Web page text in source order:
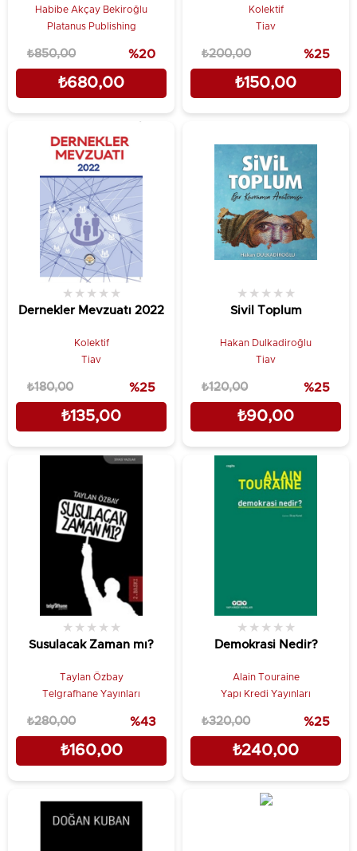
Toplum ve Sosyal Medya
Habibe Akçay Bekiroğlu
Platanus Publishing
₺680,00
₺850,00 %20
Kolektif
Tiav
₺150,00
₺200,00 %25
Dernekler Mevzuatı 2022
★ ★ ★ ★ ★
Kolektif
Tiav
₺135,00
₺180,00 %25
Sivil Toplum
★ ★ ★ ★ ★
Hakan Dulkadiroğlu
Tiav
₺90,00
₺120,00 %25
Susulacak Zaman mı?
★ ★ ★ ★ ★
Taylan Özbay
Telgrafhane Yayınları
₺160,00
₺280,00 %43
Demokrasi Nedir?
★ ★ ★ ★ ★
Alain Touraine
Yapı Kredi Yayınları
₺240,00
₺320,00 %25